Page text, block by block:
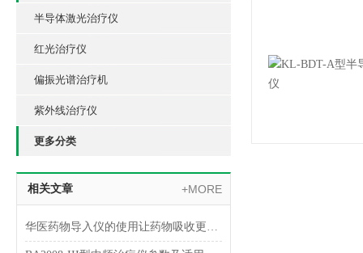
半导体激光治疗仪
红光治疗仪
偏振光谱治疗机
紫外线治疗仪
更多分类
相关文章 +MORE
华医药物导入仪的使用让药物吸收更加直接和全面